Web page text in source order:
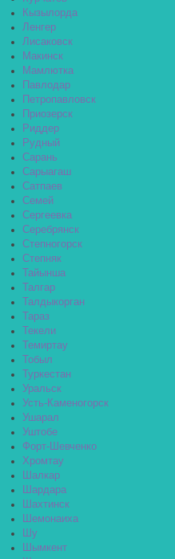
Кызылорда
Ленгер
Лисаковск
Макинск
Мамлютка
Павлодар
Петропавловск
Приозерск
Риддер
Рудный
Сарань
Сарыагаш
Сатпаев
Семей
Сергеевка
Серебрянск
Степногорск
Степняк
Тайынша
Талгар
Талдыкорган
Тараз
Текели
Темиртау
Тобыл
Туркестан
Уральск
Усть-Каменогорск
Ушарал
Уштобе
Форт-Шевченко
Хромтау
Шалкар
Шардара
Шахтинск
Шемонаиха
Шу
Шымкент